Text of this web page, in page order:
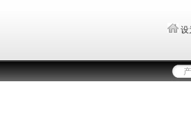
设